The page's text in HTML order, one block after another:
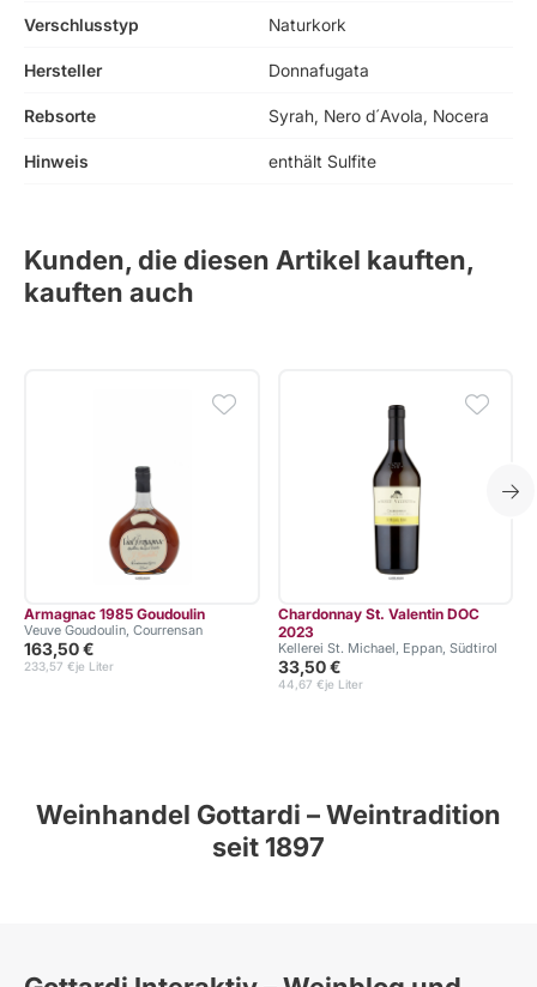
Verschlusstyp Naturkork
Hersteller Donnafugata
Rebsorte Syrah, Nero d´Avola, Nocera
Hinweis enthält Sulfite
Kunden, die diesen Artikel kauften,
kauften auch
Armagnac 1985 Goudoulin
Veuve Goudoulin, Courrensan
163,50 €
je Liter
233,57 €
Chardonnay St. Valentin DOC
2023
Kellerei St. Michael, Eppan, Südtirol
33,50 €
je Liter
44,67 €
Weinhandel Gottardi – Weintradition
seit 1897